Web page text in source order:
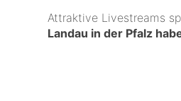
Attraktive Livestreams
Landau in der Pfalz